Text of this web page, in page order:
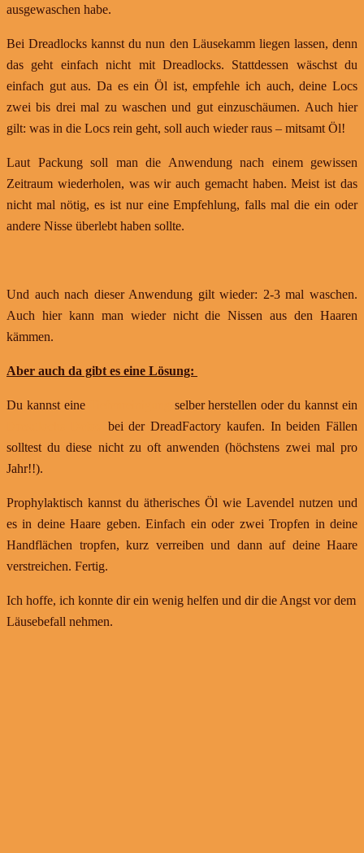
ausgewaschen habe.
Bei Dreadlocks kannst du nun den Läusekamm liegen lassen, denn
das geht einfach nicht mit Dreadlocks. Stattdessen wäschst du
einfach gut aus. Da es ein Öl ist, empfehle ich auch, deine Locs
zwei bis drei mal zu waschen und gut einzuschäumen. Auch hier
gilt: was in die Locs rein geht, soll auch wieder raus – mitsamt Öl!
Laut Packung soll man die Anwendung nach einem gewissen
Zeitraum wiederholen, was wir auch gemacht haben. Meist ist das
nicht mal nötig, es ist nur eine Empfehlung, falls mal die ein oder
andere Nisse überlebt haben sollte.
Und auch nach dieser Anwendung gilt wieder: 2-3 mal waschen.
Auch hier kann man wieder nicht die Nissen aus den Haaren
kämmen.
Aber auch da gibt es eine Lösung:
Du kannst eine
selber herstellen oder du kannst ein
bei der DreadFactory kaufen. In beiden Fällen
solltest du diese nicht zu oft anwenden (höchstens zwei mal pro
Jahr!!).
Prophylaktisch kannst du ätherisches Öl wie Lavendel nutzen und
es in deine Haare geben. Einfach ein oder zwei Tropfen in deine
Handflächen tropfen, kurz verreiben und dann auf deine Haare
verstreichen. Fertig.
Ich hoffe, ich konnte dir ein wenig helfen und dir die Angst vor dem
Läusebefall nehmen.